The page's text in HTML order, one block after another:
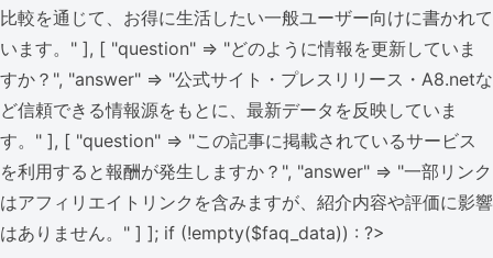
比較を通じて、お得に生活したい一般ユーザー向けに書かれて
います。" ], [ "question" => "どのように情報を更新していま
すか？", "answer" => "公式サイト・プレスリリース・A8.netな
ど信頼できる情報源をもとに、最新データを反映していま
す。" ], [ "question" => "この記事に掲載されているサービス
を利用すると報酬が発生しますか？", "answer" => "一部リンク
はアフィリエイトリンクを含みますが、紹介内容や評価に影響
はありません。" ] ]; if (!empty($faq_data)) : ?>